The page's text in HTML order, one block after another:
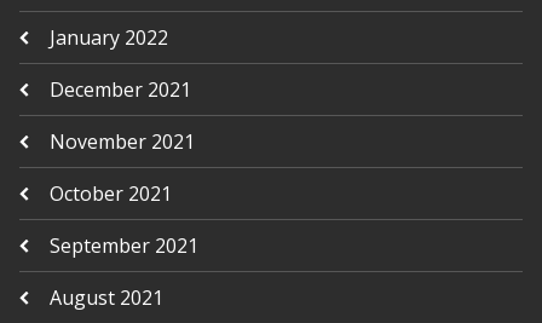
January 2022
December 2021
November 2021
October 2021
September 2021
August 2021